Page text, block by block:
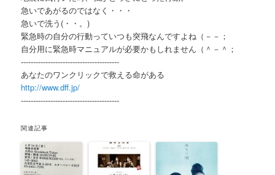
急いであがるのではなく・・・
急いで洗う(・・。)ゞ
緊急時の自分の行動っていつも突飛なんですよね（－－；
自分用に緊急時マニュアルが必要かもしれません（＾－＾；
----------------------------------------
あなたのワンクリックで救える命がある
http://www.dff.jp/
----------------------------------------
関連記事